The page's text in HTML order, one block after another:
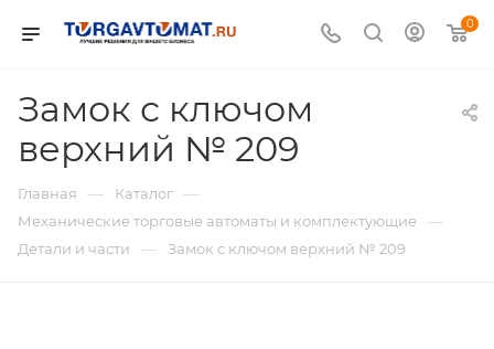
0
Замок с ключом
верхний № 209
Главная — Каталог —
Механические торговые автоматы и комплектующие —
Детали и части — Замок с ключом верхний № 209